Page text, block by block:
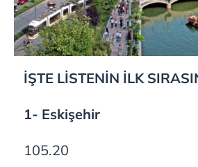
İŞTE LİSTENİN İLK
1- Eskişehir
105.20